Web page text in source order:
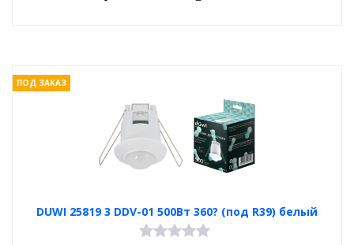
DUWI 25819 3 DDV-01 500Вт 360? (под R39) белый
ПОД ЗАКАЗ